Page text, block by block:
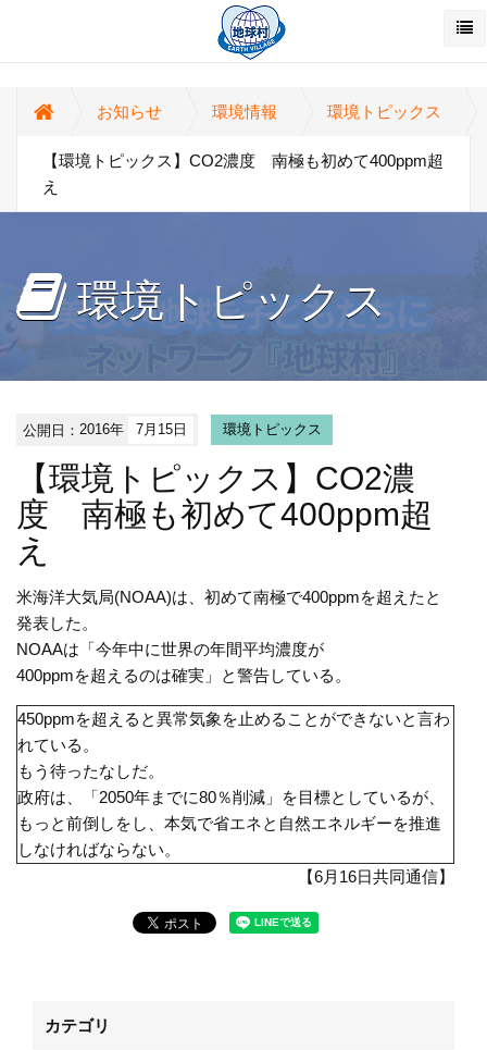
お知らせ 環境情報 環境トピックス
【環境トピックス】CO2濃度 南極も初めて400ppm超
え
環境トピックス
公開日：2016年 7月15日 環境トピックス
【環境トピックス】CO2濃
度 南極も初めて400ppm超
え
米海洋大気局(NOAA)は、初めて南極で400ppmを超えたと
発表した。
NOAAは「今年中に世界の年間平均濃度が
400ppmを超えるのは確実」と警告している。
450ppmを超えると異常気象を止めることができないと言わ
れている。
もう待ったなしだ。
政府は、「2050年までに80％削減」を目標としているが、
もっと前倒しをし、本気で省エネと自然エネルギーを推進
しなければならない。
【6月16日共同通信】
カテゴリ